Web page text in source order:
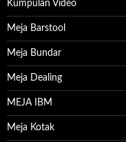
Kumpulan Video
Meja Barstool
Meja Bundar
Meja Dealing
MEJA IBM
Meja Kotak